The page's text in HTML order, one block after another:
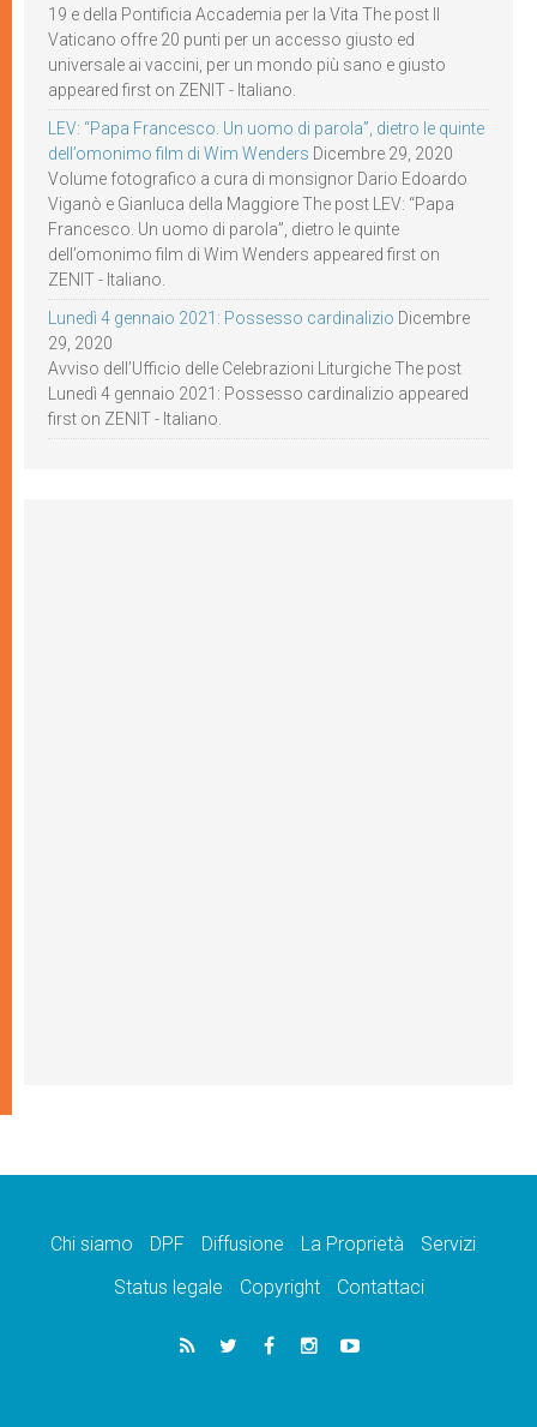
19 e della Pontificia Accademia per la Vita The post Il
Vaticano offre 20 punti per un accesso giusto ed
universale ai vaccini, per un mondo più sano e giusto
appeared first on ZENIT - Italiano.
LEV: “Papa Francesco. Un uomo di parola”, dietro le quinte
dell’omonimo film di Wim Wenders Dicembre 29, 2020
Volume fotografico a cura di monsignor Dario Edoardo
Viganò e Gianluca della Maggiore The post LEV: “Papa
Francesco. Un uomo di parola”, dietro le quinte
dell’omonimo film di Wim Wenders appeared first on
ZENIT - Italiano.
Lunedì 4 gennaio 2021: Possesso cardinalizio Dicembre
29, 2020
Avviso dell’Ufficio delle Celebrazioni Liturgiche The post
Lunedì 4 gennaio 2021: Possesso cardinalizio appeared
first on ZENIT - Italiano.
Chi siamo DPF Diffusione La Proprietà
Servizi
Status legale
Copyright Contattaci